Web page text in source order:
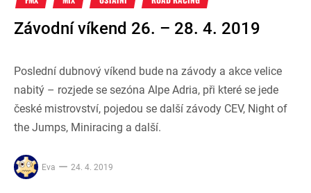
Závodní víkend 26. – 28. 4. 2019
Poslední dubnový víkend bude na závody a akce velice
nabitý – rozjede se sezóna Alpe Adria, při které se jede
české mistrovství, pojedou se další závody CEV, Night of
the Jumps, Miniracing a další.
Eva 24. 4. 2019